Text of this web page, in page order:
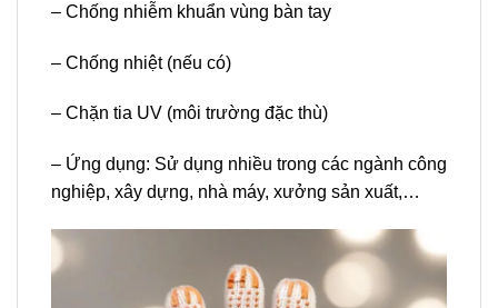
– Chống nhiễm khuẩn vùng bàn tay
– Chống nhiệt (nếu có)
– Chặn tia UV (môi trường đặc thù)
– Ứng dụng: Sử dụng nhiều trong các ngành công
nghiệp, xây dựng, nhà máy, xưởng sản xuất,…